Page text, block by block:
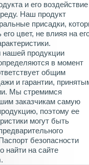
и его
Наш продукт
присадки,
его цвет, не влияя на
продукции
в момент
общим
и гарантии,
Мы стремимся
заказчикам самую
поэтому ее
могут быть
безопасности
найти на сайте